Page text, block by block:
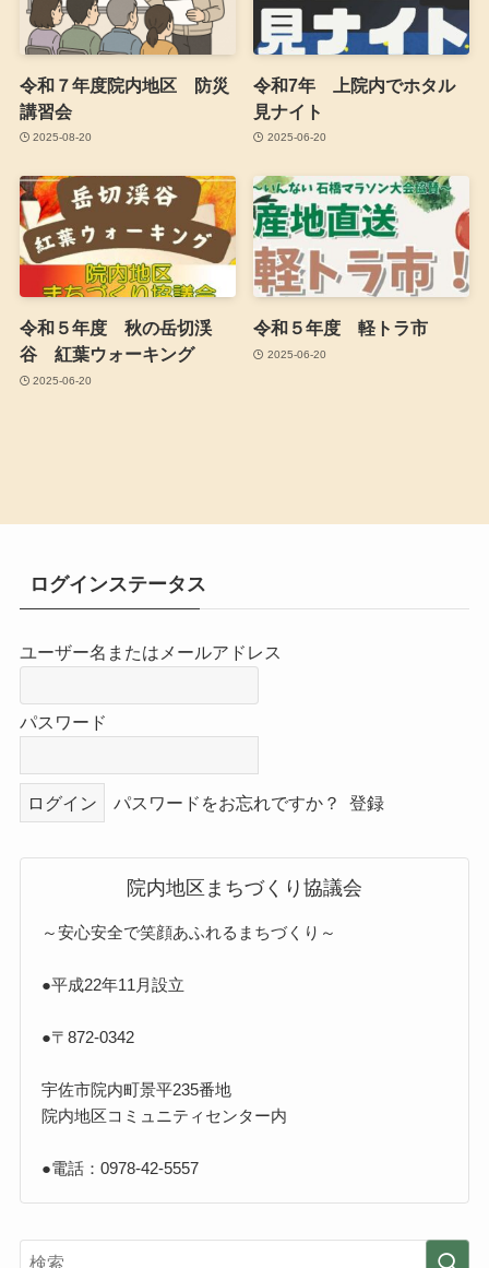
令和７年度院内地区 防災
講習会
2025-08-20
令和7年 上院内でホタル
見ナイト
2025-06-20
令和５年度 秋の岳切渓
谷 紅葉ウォーキング
2025-06-20
令和５年度 軽トラ市
2025-06-20
ログインステータス
ユーザー名またはメールアドレス
パスワード
パスワードをお忘れですか？ 登録
院内地区まちづくり協議会
～安心安全で笑顔あふれるまちづくり～
●平成22年11月設立
●〒872-0342
宇佐市院内町景平235番地
院内地区コミュニティセンター内
●電話：0978-42-5557